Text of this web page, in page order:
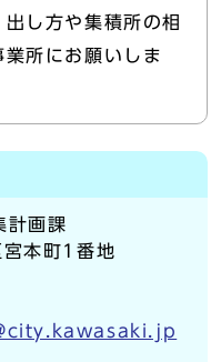
し方や集積所の相
所にお願いしま
計画課
本町1番地